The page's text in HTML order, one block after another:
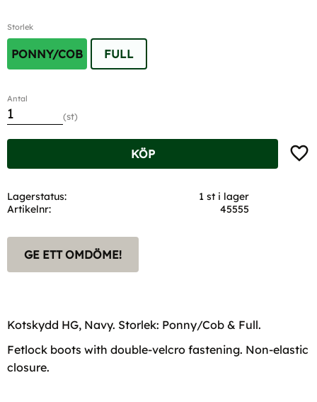
Storlek
PONNY/COB FULL
Antal
st
KÖP
Lagerstatus
1 st i lager
Artikelnr
45555
GE ETT OMDÖME!
Kotskydd HG, Navy. Storlek: Ponny/Cob & Full.
Fetlock boots with double-velcro fastening. Non-elastic
closure.